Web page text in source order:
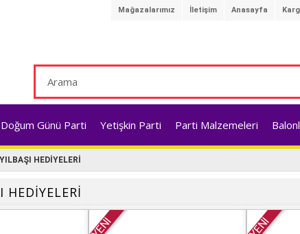
Mağazalarımız İletişim Anasayfa
Doğum Günü Parti Yetişkin Parti Parti Malzemeleri
YILBAŞI HEDİYELERİ
HEDİYELERİ
YENİ YENİ